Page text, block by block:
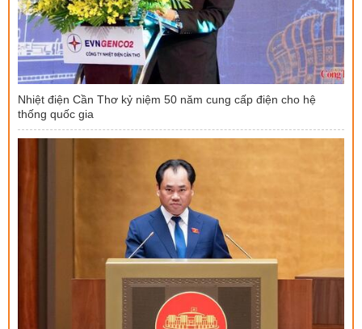
Nhiệt điện Cần Thơ kỷ niệm 50 năm cung cấp điện cho hệ
thống quốc gia